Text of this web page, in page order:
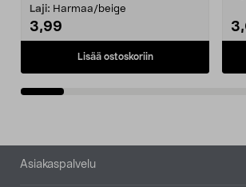
Laji: Harmaa/beige
3,99
Lisää ostoskoriin
Alatunniste
Asiakaspalvelu